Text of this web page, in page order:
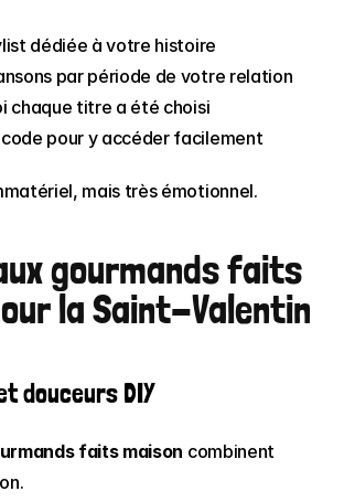
dédiée à votre histoire
par période de votre relation
chaque titre a été choisi
code pour y accéder facilement
mais très émotionnel.
gourmands faits
la Saint-Valentin
douceurs DIY
faits maison combinent